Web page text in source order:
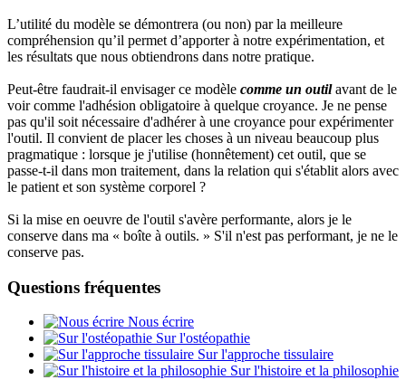
L’utilité du modèle se démontrera (ou non) par la meilleure
compréhension qu’il permet d’apporter à notre expérimentation, et
les résultats que nous obtiendrons dans notre pratique.
Peut-être faudrait-il envisager ce modèle comme un outilavant de le
voir comme l'adhésion obligatoire à quelque croyance. Je ne pense
pas qu'il soit nécessaire d'adhérer à une croyance pour expérimenter
l'outil. Il convient de placer les choses à un niveau beaucoup plus
pragmatique : lorsque je j'utilise (honnêtement) cet outil, que se
passe-t-il dans mon traitement, dans la relation qui s'établit alors avec
le patient et son système corporel ?
Si la mise en oeuvre de l'outil s'avère performante, alors je le
conserve dans ma « boîte à outils. » S'il n'est pas performant, je ne le
conserve pas.
Questions fréquentes
Nous écrire
Sur l'ostéopathie
Sur l'approche tissulaire
Sur l'histoire et la philosophie